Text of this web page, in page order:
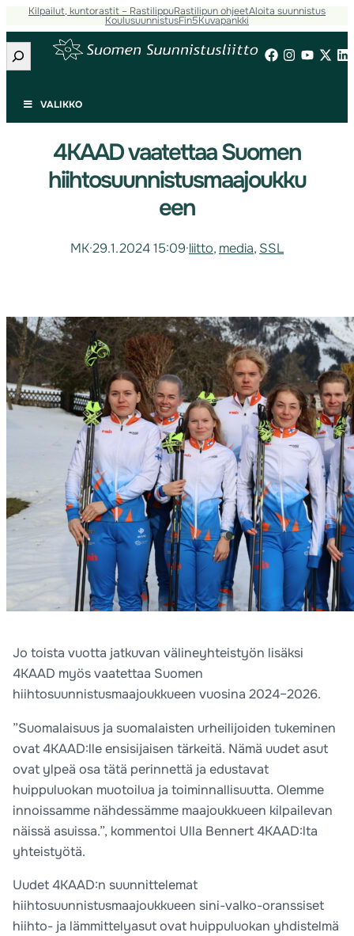
Kilpailut, kuntorastit – RastilippuRastilipun ohjeetAloita suunnistus
KoulusuunnistusFin5Kuvapankki
Etsi
VALIKKO
4KAAD vaatettaa Suomen
hiihtosuunnistusmaajoukku
een
MK·29.1.2024 15:09·liitto, media, SSL
Jo toista vuotta jatkuvan välineyhteistyön lisäksi
4KAAD myös vaatettaa Suomen
hiihtosuunnistusmaajoukkueen vuosina 2024–2026.
”Suomalaisuus ja suomalaisten urheilijoiden tukeminen
ovat 4KAAD:lle ensisijaisen tärkeitä. Nämä uudet asut
ovat ylpeä osa tätä perinnettä ja edustavat
huippuluokan muotoilua ja toiminnallisuutta. Olemme
innoissamme nähdessämme maajoukkueen kilpailevan
näissä asuissa.”, kommentoi Ulla Bennert 4KAAD:lta
yhteistyötä.
Uudet 4KAAD:n suunnittelemat
hiihtosuunnistusmaajoukkueen sini-valko-oranssiset
hiihto- ja lämmittelyasut ovat huippuluokan yhdistelmä